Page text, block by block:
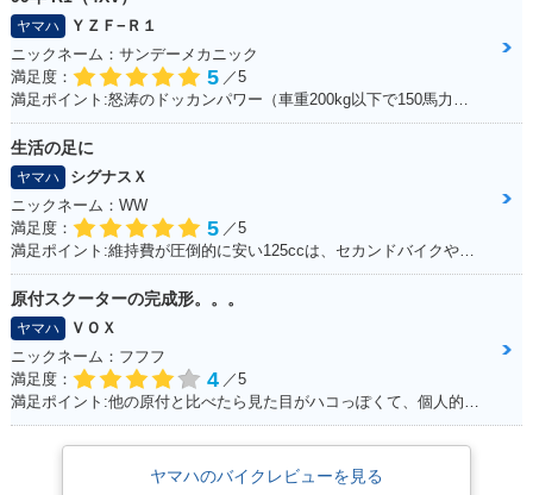
ヤマハ
ＹＺＦ−Ｒ１
ニックネーム：サンデーメカニック
満足度：
5 ／5
生活の足に
ヤマハ
シグナスＸ
ニックネーム：WW
満足度：
5 ／5
満足ポイント:維持費が圧倒的に安い125ccは、セカンドバイクや通勤用としてオススメ。125ccスクーターの中でも、シグナスXの走行性能は力強く、普段の街乗りでは、力不足を感じる事はあまりない。 メットインも半ヘル2つなら余裕で入るので、収納性も抜群。
原付スクーターの完成形。。。
ヤマハ
ＶＯＸ
ニックネーム：フフフ
満足度：
4 ／5
ヤマハのバイクレビューを見る